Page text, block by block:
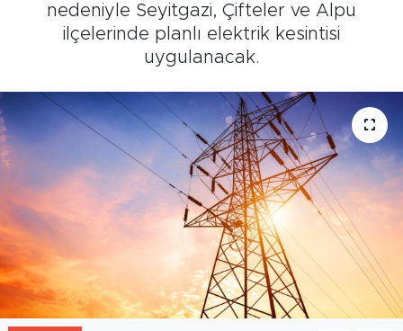
nedeniyle Seyitgazi, Çifteler ve Alpu
ilçelerinde planlı elektrik kesintisi
uygulanacak.